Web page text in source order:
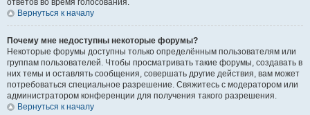
ответов во время голосования.
Вернуться к началу
Почему мне недоступны некоторые форумы?
Некоторые форумы доступны только определённым пользователям или
группам пользователей. Чтобы просматривать такие форумы, создавать в
них темы и оставлять сообщения, совершать другие действия, вам может
потребоваться специальное разрешение. Свяжитесь с модератором или
администратором конференции для получения такого разрешения.
Вернуться к началу